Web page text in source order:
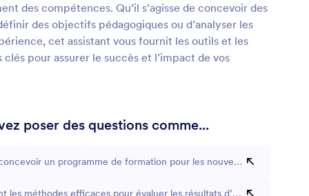
des compétences. Qu’il s’agisse de concevoir des
des objectifs pédagogiques ou d’analyser les
cet assistant vous fournit les outils et les
pour assurer le succès et l’impact de vos
poser des questions comme...
un programme de formation pour les nouveaux employés ?
les méthodes efficaces pour évaluer les résultats d’une formation ?